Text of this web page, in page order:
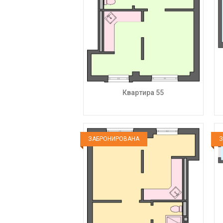
Квартира 55
ЗАБРОНИРОВАНА